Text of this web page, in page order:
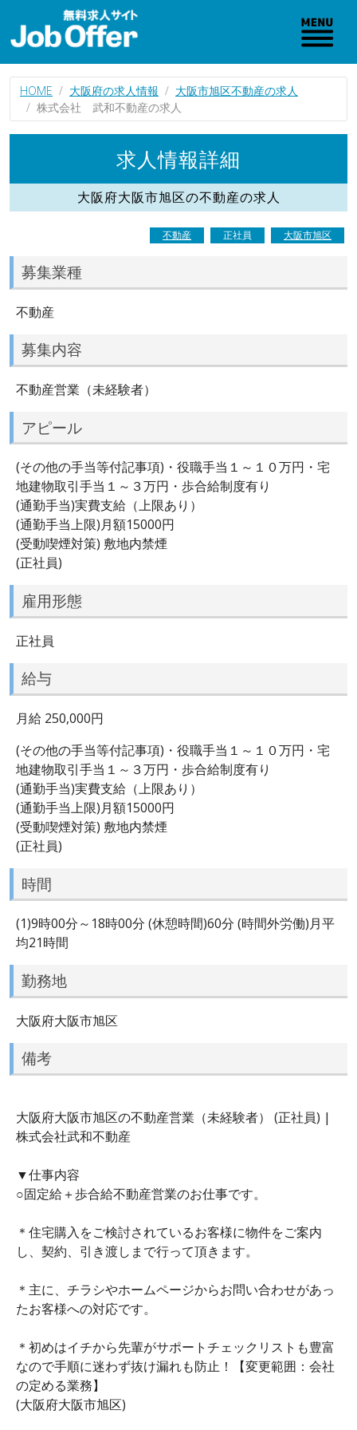
HOME 大阪府の求人情報
大阪市旭区不動産の求人
株式会社 武和不動産の求人
求人情報詳細
大阪府大阪市旭区の不動産の求人
不動産 正社員 大阪市旭区
募集業種
不動産
募集内容
不動産営業（未経験者）
アピール
(その他の手当等付記事項)・役職手当１～１０万円・宅
地建物取引手当１～３万円・歩合給制度有り
(通勤手当)実費支給（上限あり）
(通勤手当上限)月額15000円
(受動喫煙対策) 敷地内禁煙
(正社員)
雇用形態
正社員
給与
月給 250,000円
(その他の手当等付記事項)・役職手当１～１０万円・宅
地建物取引手当１～３万円・歩合給制度有り
(通勤手当)実費支給（上限あり）
(通勤手当上限)月額15000円
(受動喫煙対策) 敷地内禁煙
(正社員)
時間
(1)9時00分～18時00分 (休憩時間)60分 (時間外労働)月平
均21時間
勤務地
大阪府大阪市旭区
備考
大阪府大阪市旭区の不動産営業（未経験者） (正社員) |
株式会社武和不動産
▼仕事内容
○固定給＋歩合給不動産営業のお仕事です。
＊住宅購入をご検討されているお客様に物件をご案内
し、契約、引き渡しまで行って頂きます。
＊主に、チラシやホームページからお問い合わせがあっ
たお客様への対応です。
＊初めはイチから先輩がサポートチェックリストも豊富
なので手順に迷わず抜け漏れも防止！【変更範囲：会社
の定める業務】
(大阪府大阪市旭区)